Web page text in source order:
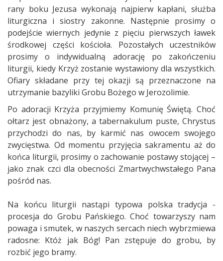
rany boku Jezusa wykonają najpierw kapłani, służba
liturgiczna i siostry zakonne. Następnie prosimy o
podejście wiernych jedynie z pięciu pierwszych ławek
środkowej części kościoła. Pozostałych uczestników
prosimy o indywidualną adorację po zakończeniu
liturgii, kiedy Krzyż zostanie wystawiony dla wszystkich.
Ofiary składane przy tej okazji są przeznaczone na
utrzymanie bazyliki Grobu Bożego w Jerozolimie.
Po adoracji Krzyża przyjmiemy Komunię Świętą. Choć
ołtarz jest obnażony, a tabernakulum puste, Chrystus
przychodzi do nas, by karmić nas owocem swojego
zwycięstwa. Od momentu przyjęcia sakramentu aż do
końca liturgii, prosimy o zachowanie postawy stojącej –
jako znak czci dla obecności Zmartwychwstałego Pana
pośród nas.
Na końcu liturgii nastąpi typowa polska tradycja -
procesja do Grobu Pańskiego. Choć towarzyszy nam
powaga i smutek, w naszych sercach niech wybrzmiewa
radosne: Któż jak Bóg! Pan zstępuje do grobu, by
rozbić jego bramy.